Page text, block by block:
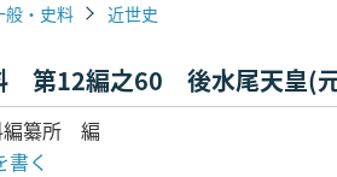
般・史料 近世史
第12編之60 後水尾天皇(
編纂所 編
書く